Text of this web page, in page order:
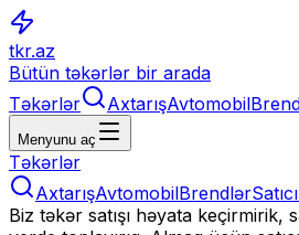
tkr.az
Bütün təkərlər bir arada
Təkərlər
AxtarışAvtomobil
Menyunu aç
Təkərlər
AxtarışAvtomobilBrendlər
Biz təkər satışı həyata keçirmirik,